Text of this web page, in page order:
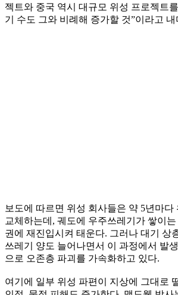
젝트와 중국 역시 대규모 위성 프로젝트
기 수도 그와 비례해 증가할 것”이라고 내
보도에 따르면 위성 회사들은 약 5년마다
교체하는데, 궤도에 우주쓰레기가 쌓이는
권에 재진입시켜 태운다. 그러나 대기 상
쓰레기 양도 늘어나면서 이 과정에서 발
으로 오존층 파괴를 가속화하고 있다.
여기에 일부 위성 파편이 지상에 그대로